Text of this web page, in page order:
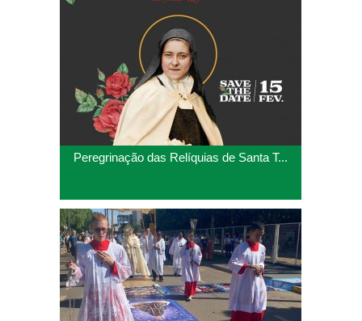
Peregrinação das Relíquias de Santa T...